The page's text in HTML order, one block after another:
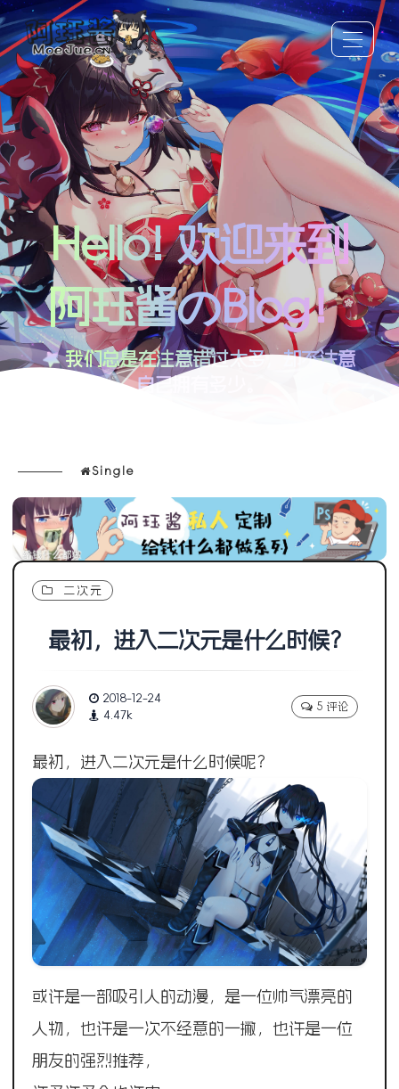
Hello! 欢迎来到
阿珏酱のBlog！
我们总是在注意错过太多，却不注意
自己拥有多少。
Single
二次元
最初，进入二次元是什么时候？
2018-12-24
4.47k
5 评论
最初，进入二次元是什么时候呢？
或许是一部吸引人的动漫，是一位帅气漂亮的
人物，也许是一次不经意的一撇，也许是一位
朋友的强烈推荐，